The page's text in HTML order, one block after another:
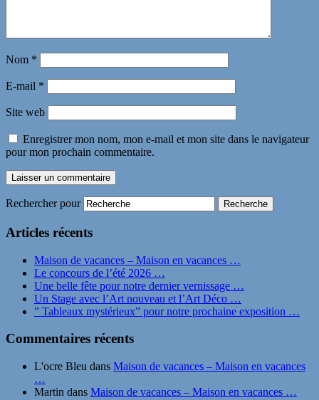
Nom *
E-mail *
Site web
Enregistrer mon nom, mon e-mail et mon site dans le navigateur
pour mon prochain commentaire.
Rechercher pour
Articles récents
Maison de vacances – Maison en vacances …
Le concours de l’été 2026 …
Une belle fête pour notre dernier vernissage …
Un Stage avec l’Art nouveau et l’Art Déco …
” Tableaux mystérieux” pour notre prochaine exposition …
Commentaires récents
L'ocre Bleu dans Maison de vacances – Maison en vacances
…
Martin dans Maison de vacances – Maison en vacances …